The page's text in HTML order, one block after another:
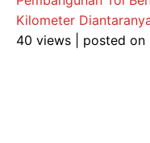
Kilometer
40 views
posted on